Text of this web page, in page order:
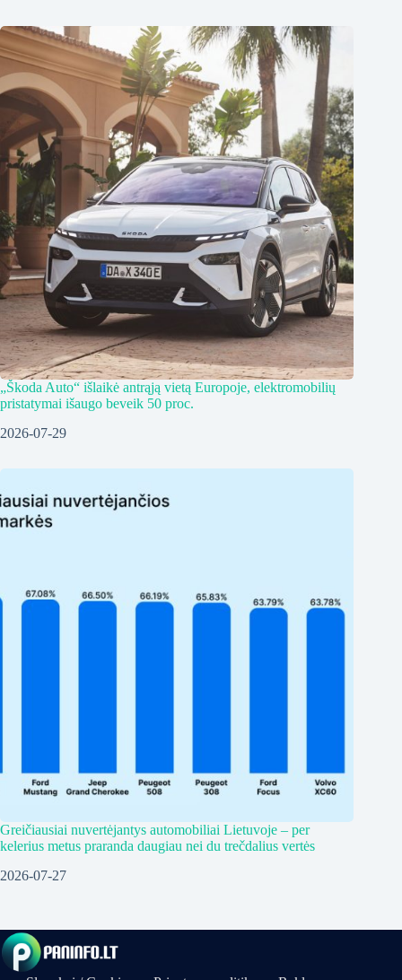
„Škoda Auto“ išlaikė antrąją vietą Europoje, elektromobilių
pristatymai išaugo beveik 50 proc.
2026-07-29
Greičiausiai nuvertėjantys automobiliai Lietuvoje – per
kelerius metus praranda daugiau nei du trečdalius vertės
2026-07-27